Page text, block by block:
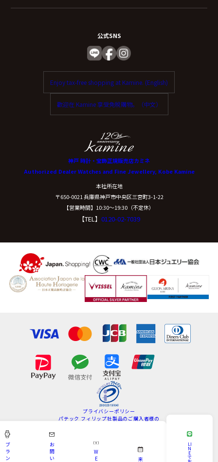
公式SNS
Enjoy tax-free shopping at Kamine. (English)
歡迎在 Kamine 享受免稅購物。（中文）
神戸 時計・宝飾正規販売店カミネ
Authorized Dealer Watches and Fine Jewellery, Kobe Kamine
本社所在地
〒650-0021 兵庫県神戸市中央区三宮町3-1-22
【営業時間】10:30〜19:30（不定休）
【TEL】 0120-02-7039
プライバシーポリシー
パテック フィリップ社製品のご購入者様の
サイトマップ
Copyright © KAMINE All Rights Reserved.
ブ
ラ
ン
お
問
い
W
E 来
LI
N
E
で